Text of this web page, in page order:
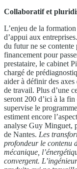
Collaboratif et
L’enjeu de la
d’appui aux
du futur ne se contente
financement pour
prestataire, le cabinet
chargé de
aider à définir des
de travail. Plus d’une
seront 200 d’ici à la
supervise le
estiment encore
analyse Guy Minguet,
de Nantes. Les
profondeur le contenu
mécanique,
convergent.